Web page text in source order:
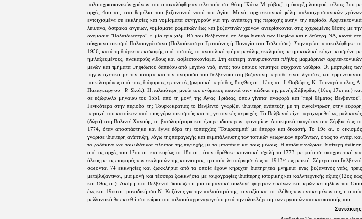
παλαιοχριστιανικών χρόνων που αποκαλύφθηκαν τελευταία στη θέση "Κάτω Μπράβας", η ύπαρξη λουτρού, τέλους 3ου με
αρχές 4ου αι., στα θεμέλια του βυζαντινού ναού του Αγίου Μηνά, αρχιτεκτονικά μέλη παλαιοχριστιανικών χρόνων
εντοιχισμένα σε εκκλησίες και νομίσματα συνηγορούν για την ανάπτυξη της περιοχής αυτήν την περίοδο. Αρχιτεκτονικά
λείψανα, όστρακα αγγείων, νομίσματα ρωμαϊκών έως και βυζαντινών χρόνων ανευρίσκονται στις οχυρωμένες θέσεις με την
ονομασία "Παλαιόκαστρο", η μία τρία χιλμ. ΒΑ του Βελβεντού, σε λόφο δυτικά των Πιερίων και η δεύτερη ΝΔ, κοντά στο
σύγχρονο οικισμό Παλαιογράτσανο (Παλαιόκαστρο Γρατσάνης ή Παναγία στο Τσιλιπίσιο). Στην πρώτη αποκαλύφθηκε το
1956, κατά τη διάρκεια εκσκαφής από πιστούς, το ανατολικό τμήμα μεγάλης εκκλησίας με ημικυκλική κόγχη κτισμένη με
ημιλαξευμένους, πλακαρούς λίθους και ασβεστοκονίαμα. Στη δεύτερη ανευρίσκονται πλήθος μαρμάρινων αρχιτεκτονικών
μελών και τμήματα ψηφιδωτού δαπέδου από μεγάλο ναό, εντός του οποίου κτίστηκε σύγχρονο ναύδριο. Οι μαρτυρίες των
πηγών σχετικά με την ιστορία και την ονομασία του Βελβεντού στη βυζαντινή περίοδο είναι λιγοστές και ερμηνεύονται
ποικιλοτρόπως από τους διάφορους ερευνητές (ρωμαϊκή περίοδος, 8ος/9ος αι., 13ος αι.: Ι. Θαβώρης, Κ. Γουναρόπουλος, Α.
Παπαγεωργίου - P. Skok). Η παλαιότερη μνεία του ονόματος απαντά στον κώδικα της μονής Ζάβορδας (16ος-17ος αι.) και
σε εξώφυλλο μηναίου του 1551 από τη μονή της Αγίας Τριάδας, όπου γίνεται αναφορά και "περί θέματος Βελβεντού".
Γενικότερα στην περίοδο της Τουρκοκρατίας το Βελβεντό γνωρίζει ιδιαίτερη ανάπτυξη με τη συγκέντρωση στην εύφορη
περιοχή του κατοίκων από τους γύρω οικισμούς και τις γειτονικές περιοχές. Το Βελβεντό είχε παραχωρηθεί ως μαλικανές
(δώρο) στη Βαλιντέ Χανούμ, τη βασιλομήτορα και έχαιρε ιδιαίτερων προνομίων. Διοικητικά υπαγόταν στα Σέρβια έως το
1774, όταν αποσπάστηκε και έγινε έδρα της τοπαρχίας "Τσιαρσαμπά" με έπαρχο και δικαστή. Το 19ο αι. ο οικισμός
γνώρισε ιδιαίτερη ανάπτυξη, λόγω της παραγωγής και εκμετάλλευσης των τοπικών γεωργικών προϊόντων, όπως το λινάρι και
τα ροδάκινα και του υδάτινου πλούτου της περιοχής με τα μπατάνια και τους μύλους. Η παιδεία γνώρισε ιδιαίτερη άνθηση
από τις αρχές του 17ου αι. και κυρίως το 18ο αι., όταν ιδρύθηκε κοινοτική σχολή το 1773 με φοίτηση υποχρεωτική για
όλους με τις εισφορές των εκκλησιών της κοινότητας, η οποία λειτούργησε έως το 1913/4 ως μεικτή. Σήμερα στο Βελβεντό
σώζονται 74 εκκλησίες και ξωκκλήσια από τα οποία έχουν κηρυχτεί διατηρητέα μνημεία ένας βυζαντινός ναός, τρεις
μεταβυζαντινοί, μια μονή και τέσσερα ξωκκλήσια με τοιχογραφίες ιδιαίτερης ιστορικής και καλλιτεχνικής αξίας (12ος έως
και 19ος αι.). Ακόμη στο Βελβεντό διασώζεται μια σημαντική συλλογή φορητών εικόνων και ιερών κειμηλίων του 15ου
έως και 19ου αι. μοναδική στο Ν. Κοζάνης για την παλαιότητά της, την αξία και το πλήθος των αντικειμένων της, η οποία
μελλοντικά θα εκτεθεί στο κτίριο του παλαιού αρρεναγωγείου μετά την ολοκλήρωση των εργασιών αποκατάστασής του.
Συντάκτης